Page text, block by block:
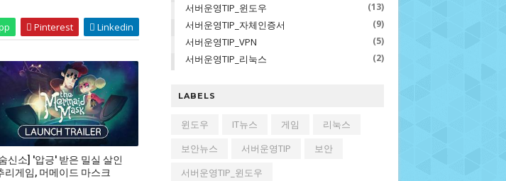
Pinterest Linkedin
신소] '압긍' 받은 밀실 살인
리게임, 머메이드 마스크
서버운영TIP_윈도우 (13)
서버운영TIP_자체인증서 (9)
서버운영TIP_VPN (5)
서버운영TIP_리눅스 (2)
LABELS
윈도우 IT뉴스 게임
리눅스
보안뉴스
서버운영TIP
보안
서버운영TIP_윈도우